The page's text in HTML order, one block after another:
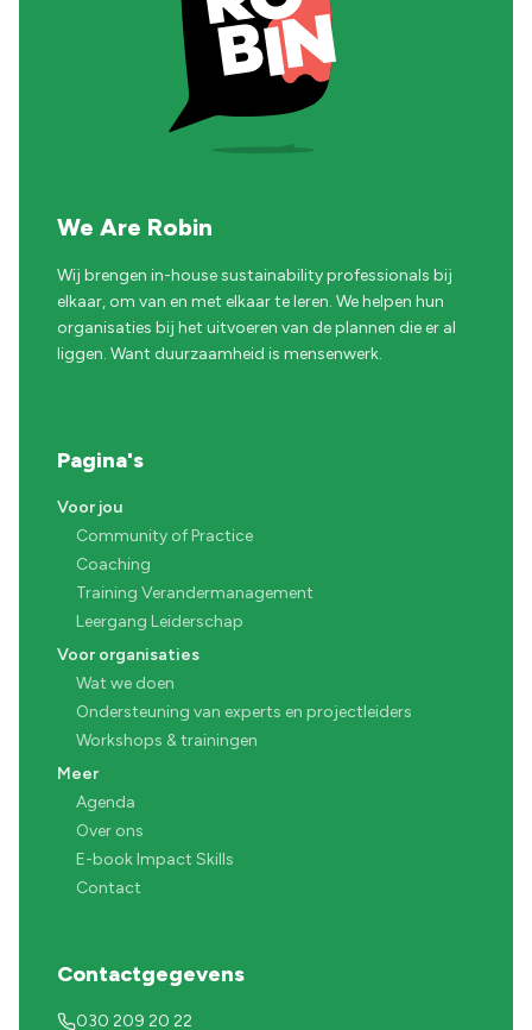
We Are Robin
Wij brengen in-house sustainability professionals bij
elkaar, om van en met elkaar te leren. We helpen hun
organisaties bij het uitvoeren van de plannen die er al
liggen. Want duurzaamheid is mensenwerk.
Pagina's
Voor jou
Community of Practice
Coaching
Training Verandermanagement
Leergang Leiderschap
Voor organisaties
Wat we doen
Ondersteuning van experts en projectleiders
Workshops & trainingen
Meer
Agenda
Over ons
E-book Impact Skills
Contact
Contactgegevens
030 209 20 22